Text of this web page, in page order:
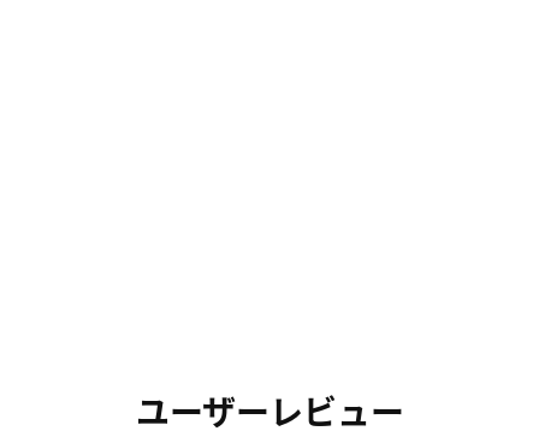
ユーザーレビュー